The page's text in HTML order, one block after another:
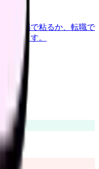
の職場で粘るか、転職で
理します。